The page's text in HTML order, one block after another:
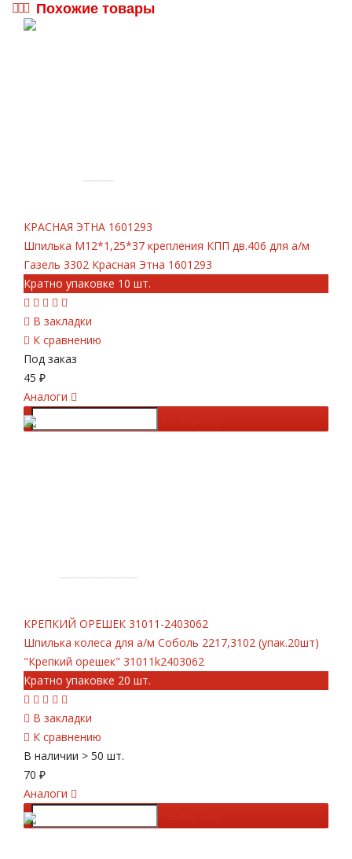
Похожие товары
КРАСНАЯ ЭТНА 1601293
Шпилька М12*1,25*37 крепления КПП дв.406 для а/м
Газель 3302 Красная Этна 1601293
Кратно упаковке 10 шт.
В закладки
К сравнению
Под заказ
45 ₽
Аналоги
-
КРЕПКИЙ ОРЕШЕК 31011-2403062
Шпилька колеса для а/м Соболь 2217,3102 (упак.20шт)
"Крепкий орешек" 31011k2403062
Кратно упаковке 20 шт.
В закладки
К сравнению
В наличии > 50 шт.
70 ₽
Аналоги
-